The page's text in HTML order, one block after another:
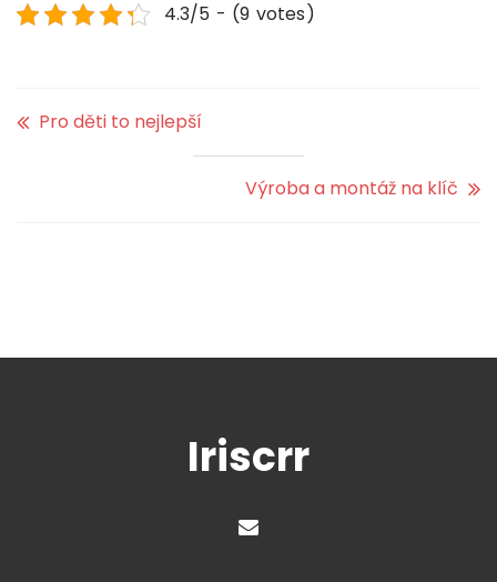
4.3/5 - (9 votes)
Pro děti to nejlepší
Výroba a montáž na klíč
Iriscrr